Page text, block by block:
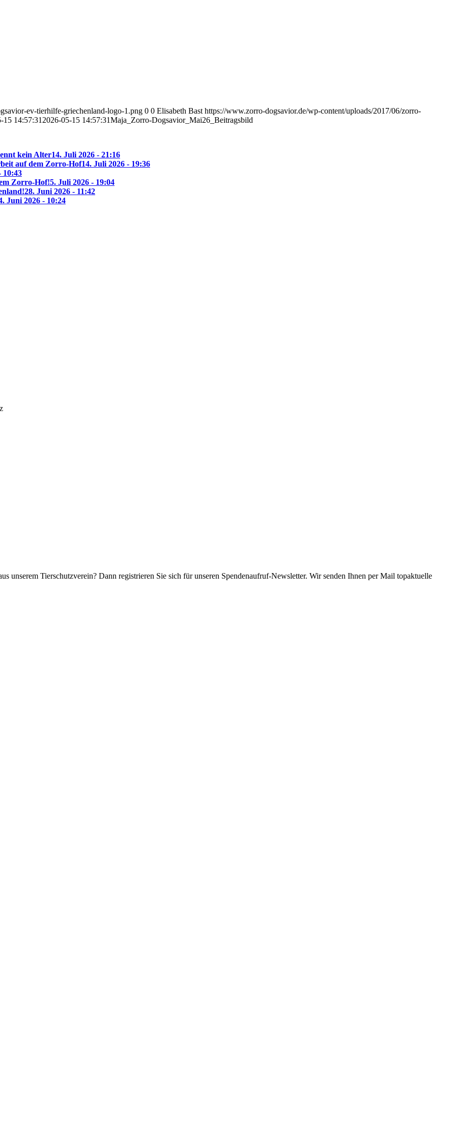
ev-tierhilfe-griechenland-logo-1.png 0 0 Elisabeth Bast https://www.zorro-dogsavior.de/wp-content/uploads/2017/06/zorro-
15 14:57:31 2026-05-15 14:57:31Maja_Zorro-Dogsavior_Mai26_Beitragsbild
kein Alter14. Juli 2026 - 21:16
auf dem Zorro-Hof14. Juli 2026 - 19:36
10:43
Zorro-Hof!5. Juli 2026 - 19:04
28. Juni 2026 - 11:42
Juni 2026 - 10:24
unserem Tierschutzverein? Dann registrieren Sie sich für unseren Spendenaufruf-Newsletter. Wir senden Ihnen per Mail topaktuelle